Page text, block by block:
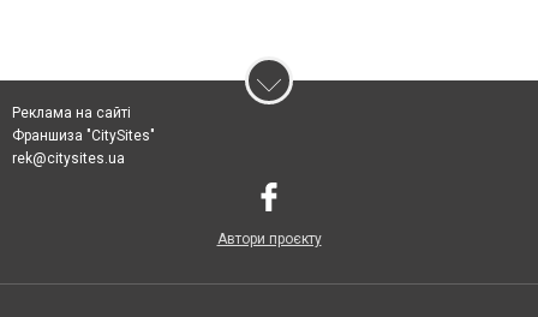
Реклама на сайті
Франшиза "CitySites"
rek@citysites.ua
Автори проєкту